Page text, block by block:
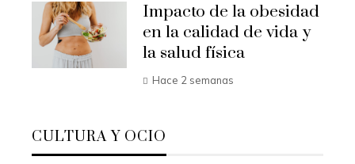
Impacto de la obesidad
en la calidad de vida y
la salud física
Hace 2 semanas
CULTURA Y OCIO